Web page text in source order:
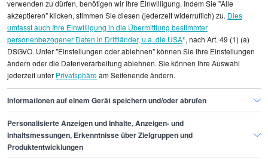
einzelnen Stellenangeboten zugeordnet werden.
Gehaltsinformationen
IT
Multimedia-Programmierer/in
Multimedia-Programmierer/in Leipzig
Finde den Job,
verwenden zu dürfen, benötigen wir Ihre Einwilligung. Indem Sie "Alle
akzeptieren" klicken, stimmen Sie diesen (jederzeit widerruflich) zu. Dies
umfasst auch Ihre Einwilligung in die Übermittlung bestimmter
personenbezogener Daten in Drittländer, u.a. die USA*, nach Art. 49 (1) (a)
DSGVO. Unter "Einstellungen oder ablehnen" können Sie Ihre Einstellungen
ändern oder die Datenverarbeitung ablehnen. Sie können Ihre Auswahl
jederzeit unter Privatsphäream Seitenende ändern.
Informationen auf einem Gerät speichern und/oder abrufen
Personalisierte Anzeigen und Inhalte, Anzeigen- und
Inhaltsmessungen, Erkenntnisse über Zielgruppen und
Produktentwicklungen